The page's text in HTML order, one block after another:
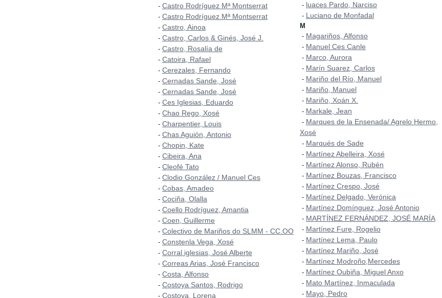
- Castro Rodríguez Mª Montserrat
- Castro Rodríguez Mª Montserrat
- Castro, Ainoa
- Castro, Carlos & Ginés, José J.
- Castro, Rosalía de
- Catoira, Rafael
- Cerezales, Fernando
- Cernadas Sande, José
- Cernadas Sande, José
- Ces Iglesias, Eduardo
- Chao Rego, Xosé
- Charpentier, Louis
- Chas Aguión, Antonio
- Chopin, Kate
- Cibeira, Ana
- Cleofé Tato
- Clodio González / Manuel Ces
- Cobas, Amadeo
- Cociña, Olalla
- Coello Rodríguez, Amantia
- Coen, Guillerme
- Colectivo de Mariños do SLMM - CC.OO
- Constenla Vega, Xosé
- Corral iglesias, José Alberte
- Correas Arias, José Francisco
- Costa, Alfonso
- Costoya Santos, Rodrigo
- Costoya, Lorena
- luaces Pardo, Narciso
- Luciano de Monfadal
M
- Magariños, Alfonso
- Manuel Ces Canle
- Marco, Aurora
- Marín Suarez, Carlos
- Mariño del Río, Manuel
- Mariño, Manuel
- Mariño, Xoán X.
- Markale, Jean
- Marques de la Ensenada/ Agrelo Hermo,
Xosé
- Marqués de Sade
- Martínez Abelleira, Xosé
- Martínez Alonso, Rubén
- Martínez Bouzas, Francisco
- Martínez Crespo, José
- Martínez Delgado, Verónica
- Martínez Domínguez, José Antonio
- MARTÍNEZ FERNÁNDEZ, JOSÉ MARÍA
- Martínez Fure, Rogelio
- Martínez Lema, Paulo
- Martínez Mariño, José
- Martínez Modroño,Mercedes
- Martínez Oubiña, Miguel Anxo
- Mato Martínez, Inmaculada
- Mayo, Pedro